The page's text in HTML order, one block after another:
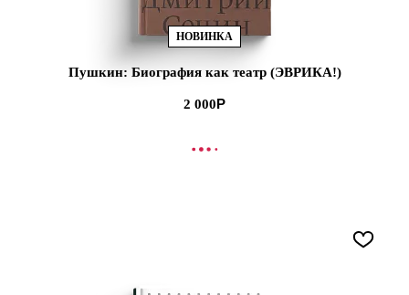
НОВИНКА
Пушкин: Биография как театр (ЭВРИКА!)
2 000
В КОРЗИНУ